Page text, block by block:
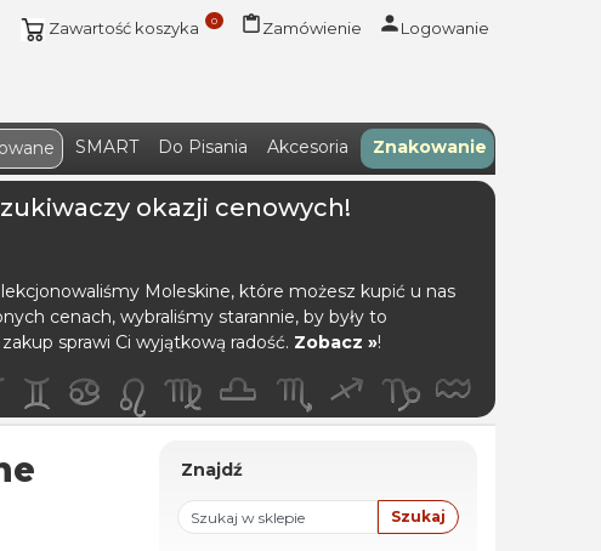
Zawartość koszyka 0 Zamówienie Logowanie
SMART Do Pisania Akcesoria Znakowanie
okazji cenowych!
Moleskine, które możesz kupić u nas
cenach, wybraliśmy starannie, by były to
sprawi Ci wyjątkową radość. Zobacz »!
Znajdź